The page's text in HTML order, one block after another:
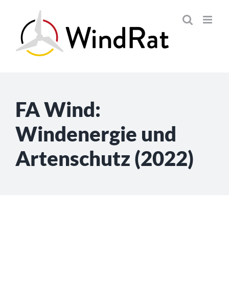
content
FA Wind:
Windenergie und
Artenschutz (2022)